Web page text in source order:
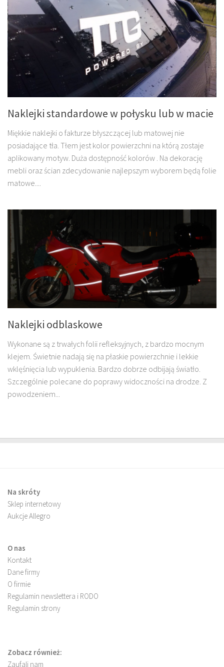
Naklejki standardowe w połysku lub w macie
Miękkie naklejki o fakturze błyszczącej lub matowej nie
posiadające tła. Tłem jest kolor powierzchni na którą zostaje
aplikowany motyw. Duża dostępność kolorów . Na dekorację
mebli oraz ścian zdecydowanie najlepszym wyborem będą folie
matowe....
Naklejki odblaskowe
Wykonane są z trwałych folii refleksyjnych, z bardzo mocnym
klejem. Świetnie nadają się na płaskie powierzchnie i lekkie
wklęśnięcia lub wypuklenia. Bardzo dobrze odbijają światło.
Szczególnie polecane do poprawy widoczności na drodze. Z
powodzeniem...
Na skróty
Sklep internetowy
Aukcje Allegro
O nas
Kontakt
Dane firmy
O firmie
Regulamin newslettera i RODO
Regulamin strony
Zobacz również:
Zaufali nam